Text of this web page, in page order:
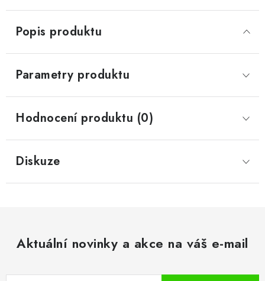
Popis produktu
Parametry produktu
Hodnocení produktu (0)
Diskuze
Aktuální novinky a akce na váš e-mail